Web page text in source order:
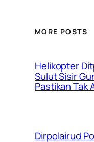
MORE POSTS
Helikopter
Sulut Sisir
Pastikan Tak
Dirpolairud